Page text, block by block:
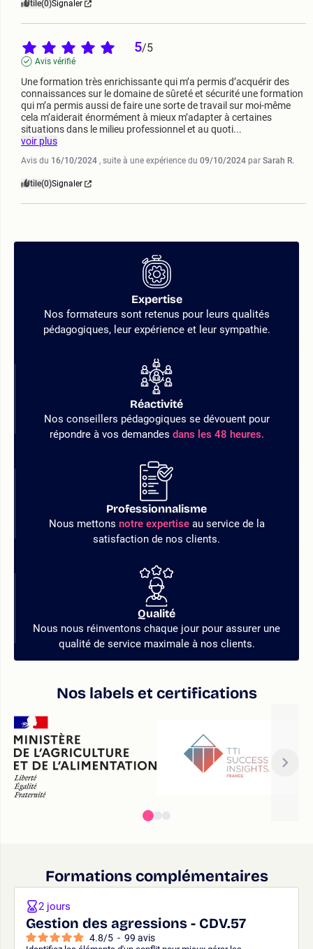
Utile(0)Signaler
5/5
Avis vérifié
Une formation très enrichissante qui m’a permis d’acquérir des
connaissances sur le domaine de sûreté et sécurité une formation
qui m’a permis aussi de faire une sorte de travail sur moi-même
cela m’aiderait énormément à mieux m’adapter à certaines
situations dans le milieu professionnel et au quoti...
voir plus
Avis du 16/10/2024 , suite à une expérience du 09/10/2024 par Sarah R.
Utile(0)Signaler
Expertise
Nos formateurs sont retenus pour leurs qualités
pédagogiques, leur expérience et leur sympathie.
Réactivité
Nos conseillers pédagogiques se dévouent pour
répondre à vos demandes dans les 48 heures.
Professionnalisme
Nous mettons notre expertiseau service de la
satisfaction de nos clients.
Qualité
Nous nous réinventons chaque jour pour assurer une
qualité de service maximale à nos clients.
Nos labels et certifications
Formations complémentaires
Gestion des agressions - CDV.57
4.8/5 - 99 avis
2 jours